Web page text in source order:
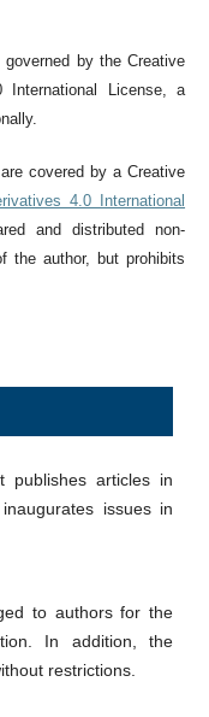
by the Creative
International License, a
covered by a Creative
4.0 International
and distributed non-
the author, but prohibits
publishes articles in
issues in
to authors for the
In addition, the
restrictions.